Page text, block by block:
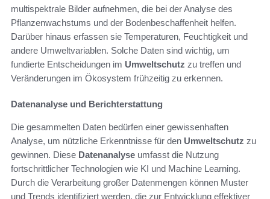
multispektrale Bilder aufnehmen, die bei der Analyse des
Pflanzenwachstums und der Bodenbeschaffenheit helfen.
Darüber hinaus erfassen sie Temperaturen, Feuchtigkeit und
andere Umweltvariablen. Solche Daten sind wichtig, um
fundierte Entscheidungen im Umweltschutz zu treffen und
Veränderungen im Ökosystem frühzeitig zu erkennen.
Datenanalyse und Berichterstattung
Die gesammelten Daten bedürfen einer gewissenhaften
Analyse, um nützliche Erkenntnisse für den Umweltschutz zu
gewinnen. Diese Datenanalyse umfasst die Nutzung
fortschrittlicher Technologien wie KI und Machine Learning.
Durch die Verarbeitung großer Datenmengen können Muster
und Trends identifiziert werden, die zur Entwicklung effektiver